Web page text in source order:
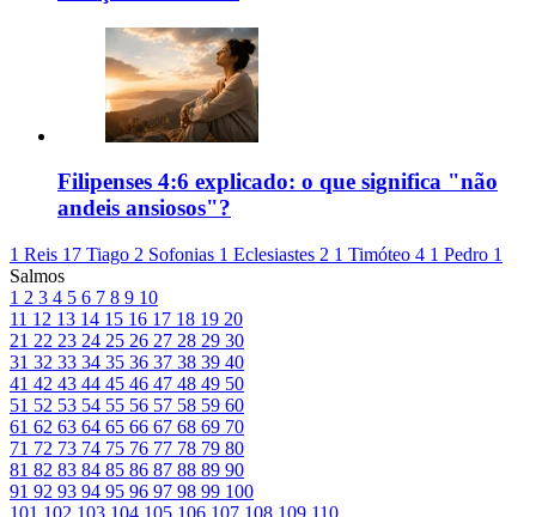
Filipenses 4:6 explicado: o que significa "não
andeis ansiosos"?
1 Reis 17 Tiago 2 Sofonias 1 Eclesiastes 2 1 Timóteo 4 1 Pedro 1
Salmos
1 2 3 4 5 6 7 8 9 10
11 12 13 14 15 16 17 18 19 20
21 22 23 24 25 26 27 28 29 30
31 32 33 34 35 36 37 38 39 40
41 42 43 44 45 46 47 48 49 50
51 52 53 54 55 56 57 58 59 60
61 62 63 64 65 66 67 68 69 70
71 72 73 74 75 76 77 78 79 80
81 82 83 84 85 86 87 88 89 90
91 92 93 94 95 96 97 98 99 100
101 102 103 104 105 106 107 108 109 110